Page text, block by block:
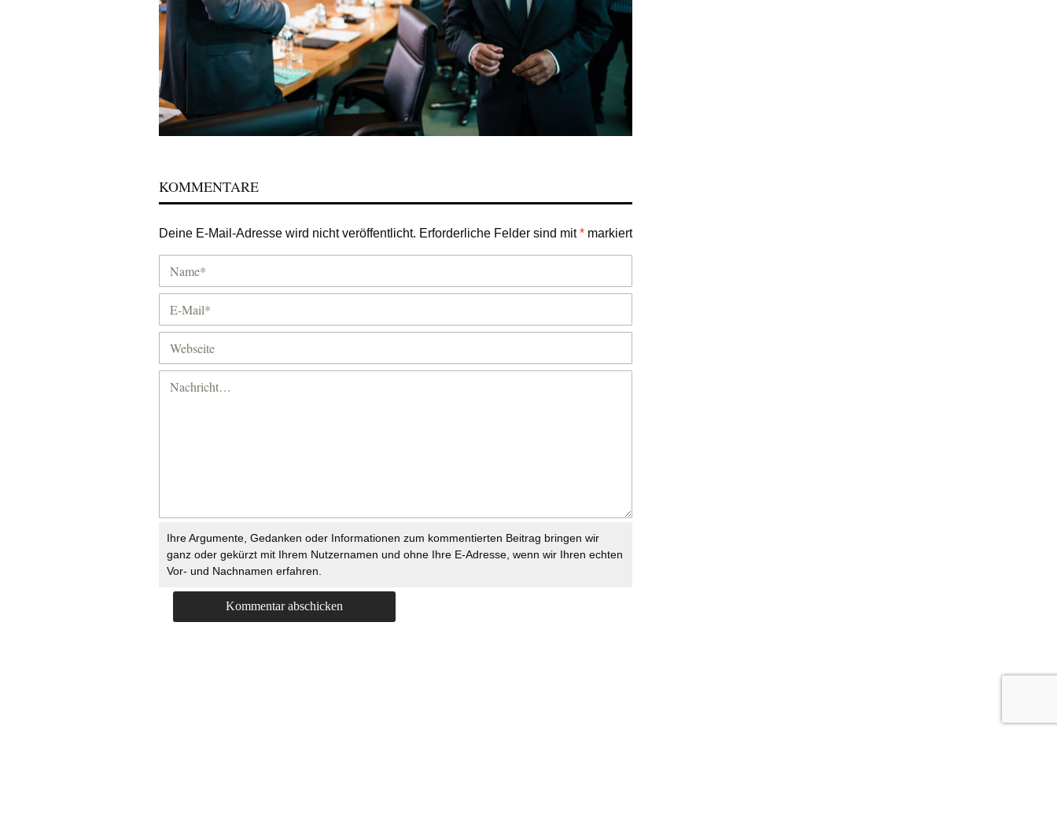
KOMMENTARE
Deine E-Mail-Adresse wird nicht veröffentlicht. Erforderliche Felder sind mit* markiert
Ihre Argumente, Gedanken oder Informationen zum kommentierten Beitrag bringen wir
ganz oder gekürzt mit Ihrem Nutzernamen und ohne Ihre E-Adresse, wenn wir Ihren echten
Vor- und Nachnamen erfahren.